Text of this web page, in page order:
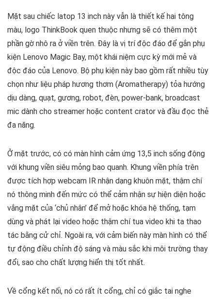
Mặt sau chiếc latop 13 inch này vẫn là thiết kế hai tông
màu, logo ThinkBook quen thuộc nhưng sẽ có thêm một
phần gờ nhô ra ở viền trên. Đây là vị trí độc đáo để gắn phụ
kiện Lenovo Magic Bay, một khái niệm cực kỳ mới mẻ và
độc đáo của Lenovo. Bộ phụ kiện này bao gồm rất nhiều tùy
chọn như liệu pháp hương thơm (Aromatherapy) tỏa hướng
dịu dàng, quạt, gương, robot, đèn, power-bank, broadcast
mic dành cho streamer hoặc content crator và đầu đọc thẻ
đa năng.
Ở mặt trước, có có màn hình cảm ứng 13,5 inch sống động
với khung viền siêu mỏng bao quanh. Khung viền phía trên
được tích hợp webcam IR nhận dạng khuôn mặt, thậm chí
nó thông minh đến mức có thể cảm nhận sự hiện diện hoặc
vắng mặt của ‘chủ nhân’ để mở hoặc khóa hệ thống, tạm
dùng và phát lại video hoặc thậm chí tua video khi ta thao
tác bằng cử chỉ. Ngoài ra, với cảm biến này màn hình có thể
tự động điều chỉnh độ sáng và màu sắc khi môi trường thay
đổi, sao cho chất lượng hiển thị tốt nhất.
Về cổng kết nối, nó có rất ít cổng, chỉ có giắc tai nghe